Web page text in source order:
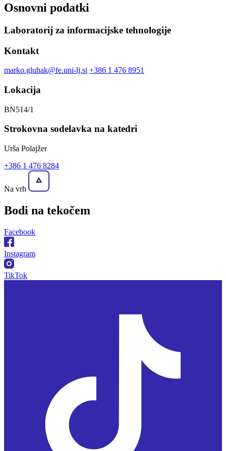
Osnovni podatki
Laboratorij za informacijske tehnologije
Kontakt
marko.gluhak@fe.uni-lj.si +386 1 476 8951
Lokacija
BN514/1
Strokovna sodelavka na katedri
Urša Polajžer
+386 1 476 8284
Na vrh
Bodi na tekočem
Facebook
Instagram
TikTok